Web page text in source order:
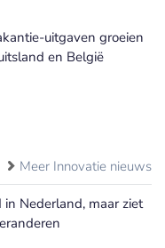
uitgaven groeien
en België
Meer Innovatie nieuws
in Nederland, maar ziet